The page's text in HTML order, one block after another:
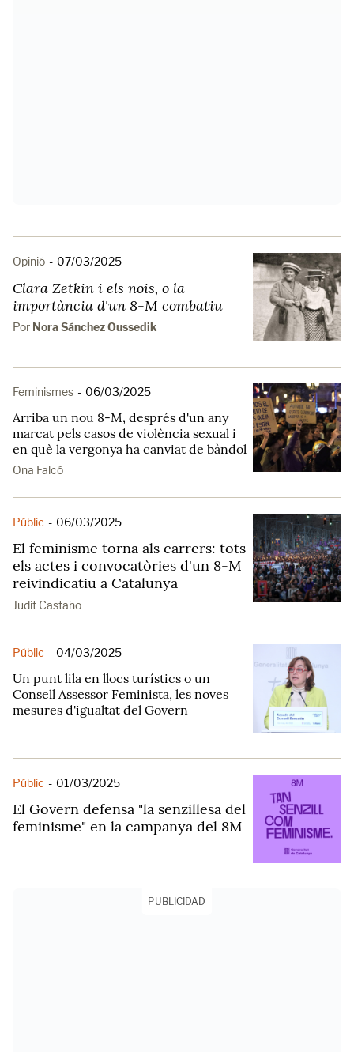
Opinió - 07/03/2025
Clara Zetkin i els nois, o la
importància d'un 8-M combatiu
Por Nora Sánchez Oussedik
Feminismes - 06/03/2025
Arriba un nou 8-M, després d'un any
marcat pels casos de violència sexual i
en què la vergonya ha canviat de bàndol
Ona Falcó
Públic - 06/03/2025
El feminisme torna als carrers: tots
els actes i convocatòries d'un 8-M
reivindicatiu a Catalunya
Judit Castaño
Públic - 04/03/2025
Un punt lila en llocs turístics o un
Consell Assessor Feminista, les noves
mesures d'igualtat del Govern
Públic - 01/03/2025
El Govern defensa "la senzillesa del
feminisme" en la campanya del 8M
PUBLICIDAD